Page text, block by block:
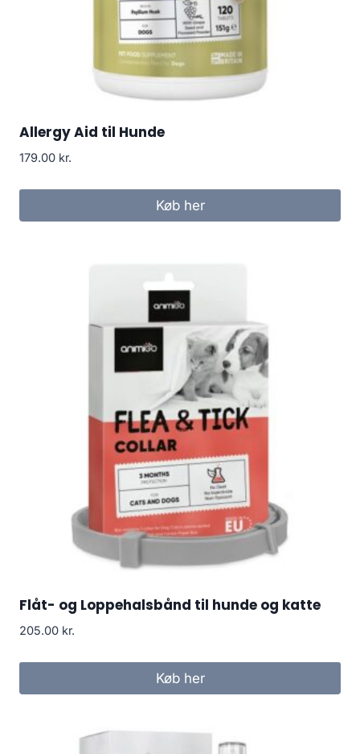
Allergy Aid til Hunde
179.00 kr.
Køb her
Flåt- og Loppehalsbånd til hunde og katte
205.00 kr.
Køb her